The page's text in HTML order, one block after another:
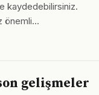
kaydedebilirsiniz.
önemli…
gelişmeler